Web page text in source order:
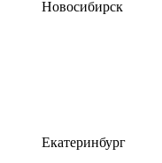
Новосибирск
Екатеринбург